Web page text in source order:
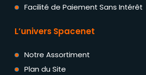
Facilité de Paiement Sans Intérêt
L’univers Spacenet
Notre Assortiment
Plan du Site